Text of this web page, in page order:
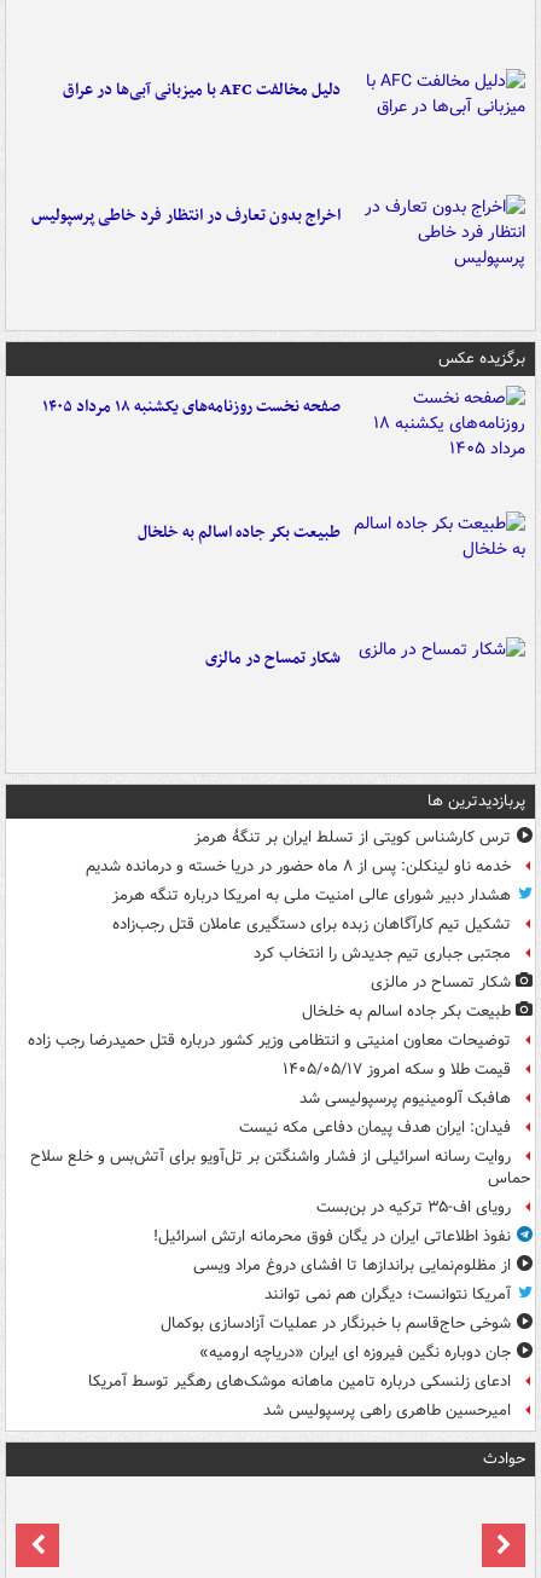
دلیل مخالفت AFC با میزبانی آبی‌ها در عراق
اخراج بدون تعارف در انتظار فرد خاطی پرسپولیس
برگزیده عکس
صفحه نخست روزنامه‌های یکشنبه ۱۸ مرداد ۱۴۰۵
طبیعت بکر جاده اسالم به خلخال
شکار تمساح در مالزی
پربازدیدترین ها
ترس کارشناس کویتی از تسلط ایران بر تنگۀ هرمز
خدمه ناو لینکلن: پس از ۸ ماه حضور در دریا خسته و درمانده‌ شدیم
هشدار دبیر شورای عالی امنیت ملی به امریکا درباره تنگه هرمز
تشکیل تیم کارآگاهان زبده برای دستگیری عاملان قتل رجب‌زاده
مجتبی جباری تیم جدیدش را انتخاب کرد
شکار تمساح در مالزی
طبیعت بکر جاده اسالم به خلخال
توضیحات معاون امنیتی و انتظامی وزیر کشور درباره قتل حمیدرضا رجب زاده
قیمت طلا و سکه امروز ۱۴۰۵/۰۵/۱۷
هافبک آلومینیوم پرسپولیسی شد
فیدان: ایران هدف پیمان دفاعی مکه نیست
روایت رسانه اسرائیلی از فشار واشنگتن بر تل‌آویو برای آتش‌بس و خلع سلاح
حماس
رویای اف-۳۵ ترکیه در بن‌بست
نفوذ اطلاعاتی ایران در یگان فوق محرمانه ارتش اسرائیل!
از مظلوم‌نمایی براندازها تا افشای دروغ مراد ویسی
آمریکا نتوانست؛ دیگران هم نمی توانند
شوخی حاج‌قاسم با خبرنگار در عملیات آزادسازی بوکمال
جان دوباره نگین فیروزه ای ایران «دریاچه ارومیه»
ادعای زلنسکی درباره تامین ماهانه موشک‌های رهگیر توسط آمریکا
امیرحسین طاهری راهی پرسپولیس شد
حوادث